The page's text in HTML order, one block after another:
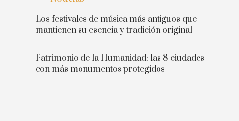
Los festivales de música más antiguos que
mantienen su esencia y tradición original
Patrimonio de la Humanidad: las 8 ciudades
con más monumentos protegidos